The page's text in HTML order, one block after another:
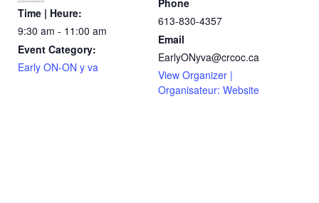
Time | Heure:
9:30 am - 11:00 am
Event Category:
Early ON-ON y va
613-830-4357
Email
EarlyONyva@crcoc.ca
View Organizer |
Organisateur: Website